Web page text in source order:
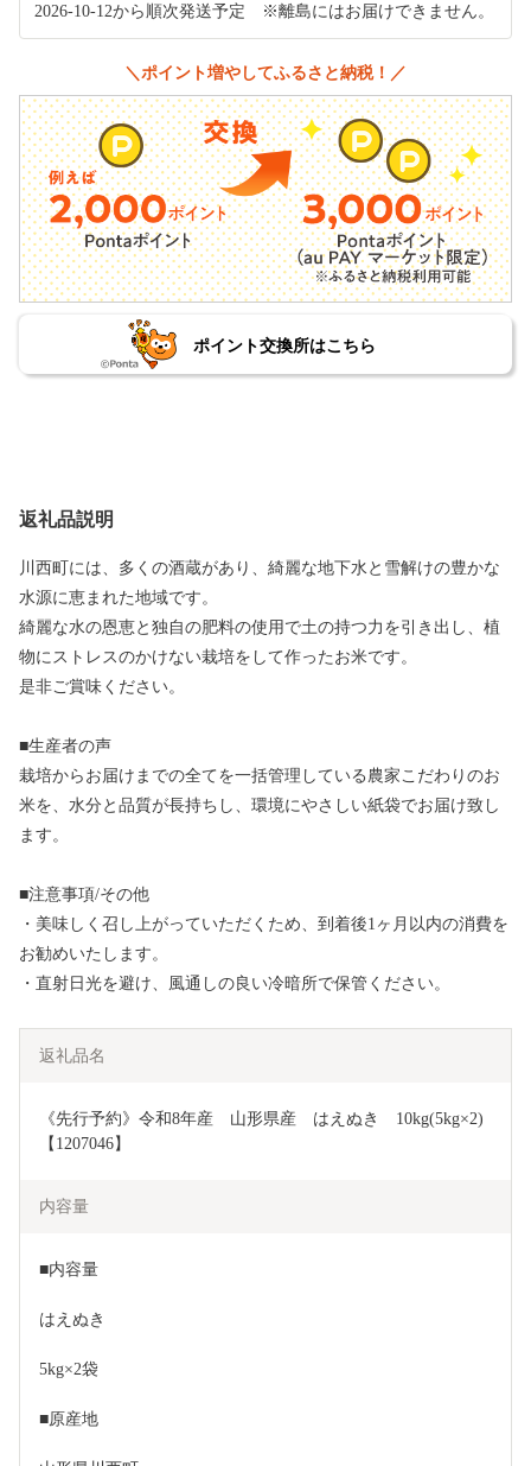
2026-10-12から順次発送予定 ※離島にはお届けできません。
＼ポイント増やしてふるさと納税！／
ポイント交換所はこちら
返礼品説明
川西町には、多くの酒蔵があり、綺麗な地下水と雪解けの豊かな
水源に恵まれた地域です。
綺麗な水の恩恵と独自の肥料の使用で土の持つ力を引き出し、植
物にストレスのかけない栽培をして作ったお米です。
是非ご賞味ください。
■生産者の声
栽培からお届けまでの全てを一括管理している農家こだわりのお
米を、水分と品質が長持ちし、環境にやさしい紙袋でお届け致し
ます。
■注意事項/その他
・美味しく召し上がっていただくため、到着後1ヶ月以内の消費を
お勧めいたします。
・直射日光を避け、風通しの良い冷暗所で保管ください。
返礼品名
《先行予約》令和8年産　山形県産　はえぬき　10kg(5kg×2)
【1207046】
内容量
■内容量
はえぬき
5kg×2袋
■原産地